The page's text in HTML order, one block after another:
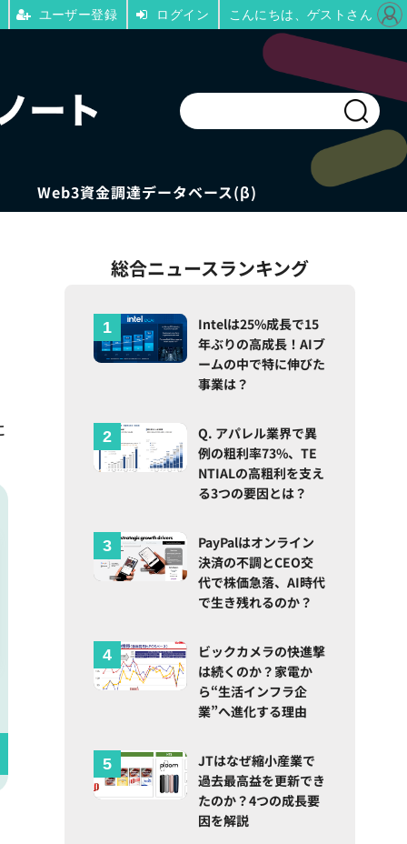
Web3資金調達データベース(β)
総合ニュースランキング
Intelは25%成長で15
年ぶりの高成長！AIブ
ームの中で特に伸びた
事業は？
Q. アパレル業界で異
例の粗利率73%、TE
NTIALの高粗利を支え
る3つの要因とは？
PayPalはオンライン
決済の不調とCEO交
代で株価急落、AI時代
で生き残れるのか？
ビックカメラの快進撃
は続くのか？家電か
ら“生活インフラ企
業”へ進化する理由
JTはなぜ縮小産業で
過去最高益を更新でき
たのか？4つの成長要
因を解説
ユーザー登録 ログイン こんにちは、ゲストさん